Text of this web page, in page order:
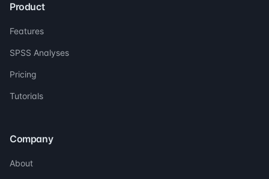
Product
Features
SPSS Analyses
Pricing
Tutorials
Company
About